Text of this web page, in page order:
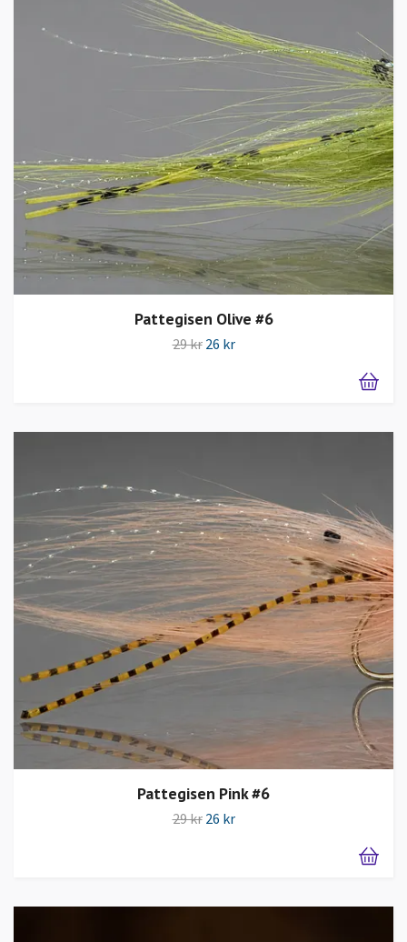
Pattegisen Olive #6
29 kr 26 kr
Pattegisen Pink #6
29 kr 26 kr